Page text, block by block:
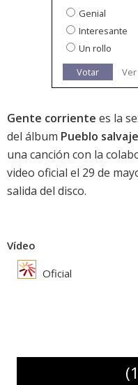
Genial
Interesante
Un rollo
Votar
Gente corriente es la
del álbum Pueblo
una canción con la
video oficial el 29 de
salida del disco.
Vídeo
Oficial